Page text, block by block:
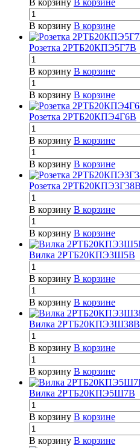
В корзину В корзине
Розетка 2РТБ20КПЭ5Г7В
В корзину В корзине
В корзину В корзине
Розетка 2РТБ20КПЭ4Г6В
В корзину В корзине
В корзину В корзине
Розетка 2РТБ20КПЭ3Г38В
В корзину В корзине
В корзину В корзине
Вилка 2РТБ20КПЭ3Ш5В
В корзину В корзине
В корзину В корзине
Вилка 2РТБ20КПЭ3Ш38В
В корзину В корзине
В корзину В корзине
Вилка 2РТБ20КПЭ5Ш7В
В корзину В корзине
В корзину В корзине